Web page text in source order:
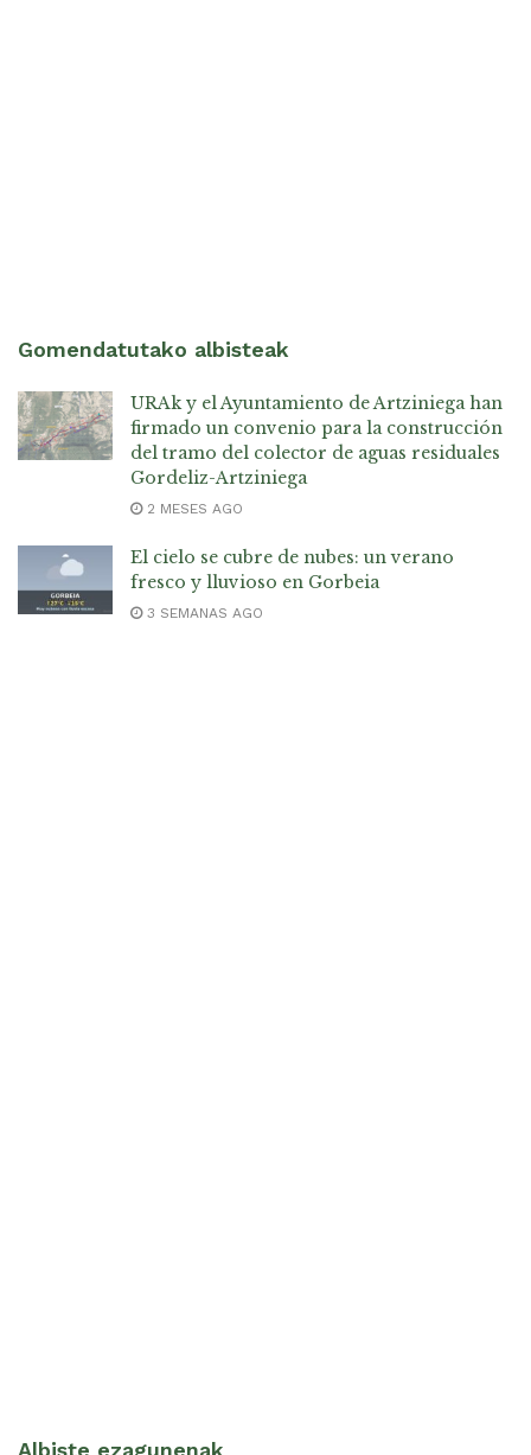
Gomendatutako albisteak
URAk y el Ayuntamiento de Artziniega han
firmado un convenio para la construcción
del tramo del colector de aguas residuales
Gordeliz-Artziniega
2 MESES AGO
El cielo se cubre de nubes: un verano
fresco y lluvioso en Gorbeia
3 SEMANAS AGO